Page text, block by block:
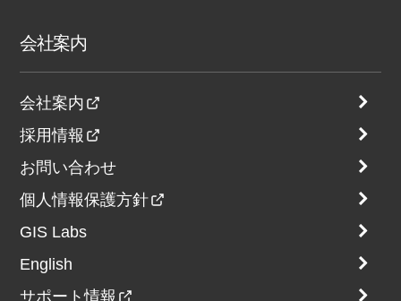
会社案内
会社案内
採用情報
お問い合わせ
個人情報保護方針
GIS Labs
English
サポート情報